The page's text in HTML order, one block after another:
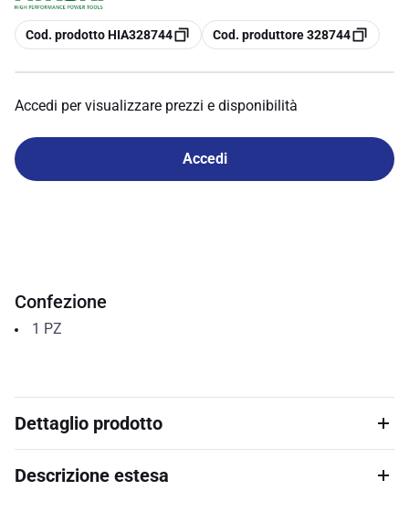
copia
Cod. prodotto HIA328744 copia
Cod. produttore 328744
Accedi per visualizzare prezzi e disponibilità
Accedi
Confezione
1 PZ
Dettaglio prodotto
Descrizione estesa